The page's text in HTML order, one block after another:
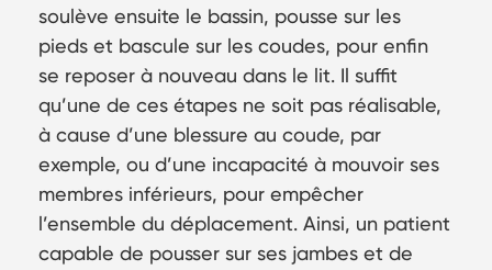
soulève ensuite le bassin, pousse sur les
pieds et bascule sur les coudes, pour enfin
se reposer à nouveau dans le lit. Il suffit
qu’une de ces étapes ne soit pas réalisable,
à cause d’une blessure au coude, par
exemple, ou d’une incapacité à mouvoir ses
membres inférieurs, pour empêcher
l’ensemble du déplacement. Ainsi, un patient
capable de pousser sur ses jambes et de